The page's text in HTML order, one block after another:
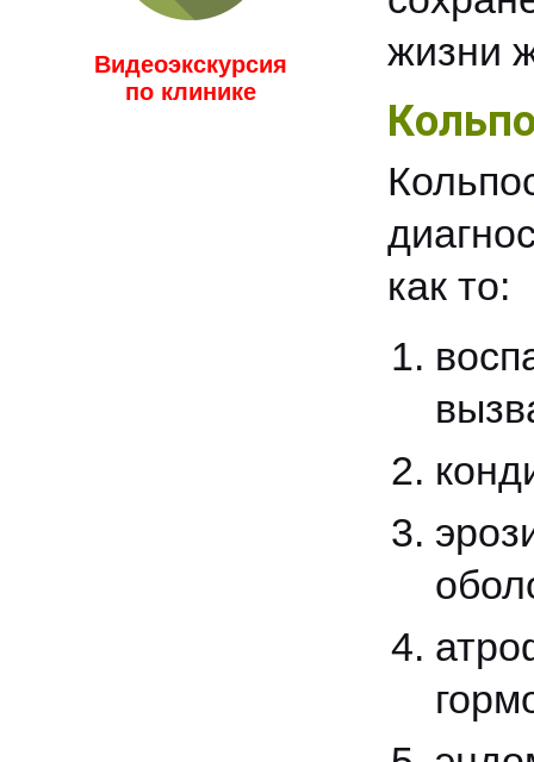
Видеоэкскурсия
по клинике
жизни
как то: